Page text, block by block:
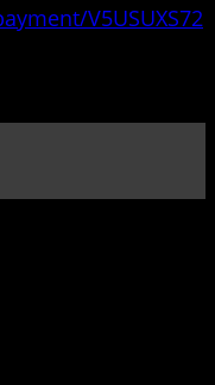
V5USUXS72